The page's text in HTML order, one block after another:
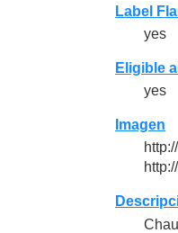
Label
yes
Eligible
yes
Imagen